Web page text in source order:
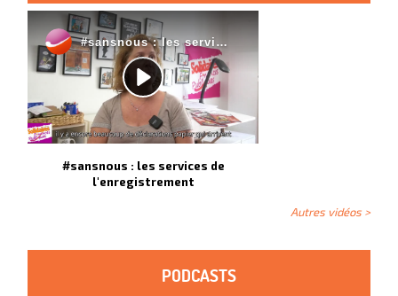
#sansnous : les services de
l'enregistrement
Autres vidéos >
PODCASTS